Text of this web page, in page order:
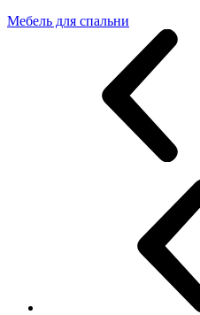
Мебель для спальни